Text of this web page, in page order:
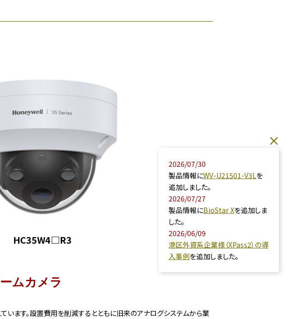
HC35W4□R3
ムカメラ
います。設置費用を削減するとともに旧来のアナログシステムから業
2026/07/30
製品情報にWV-U21501-V3Lを
追加しました。
2026/07/27
製品情報にBioStar Xを追加しま
した。
2026/06/09
港区外資系企業様（XPass2）の導
入事例を追加しました。